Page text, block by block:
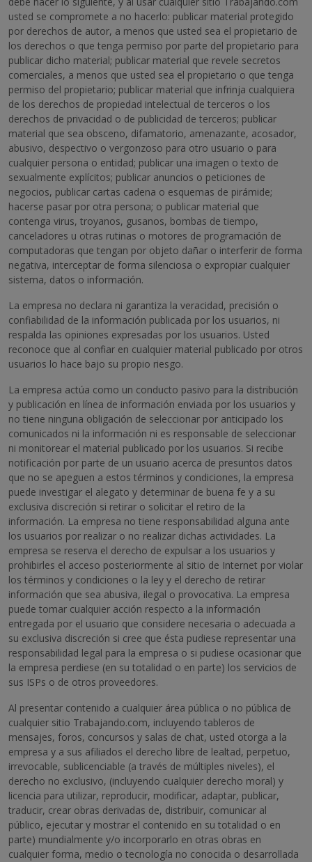
usted se compromete a no hacerlo: publicar material protegido
por derechos de autor, a menos que usted sea el propietario de
los derechos o que tenga permiso por parte del propietario para
publicar dicho material; publicar material que revele secretos
comerciales, a menos que usted sea el propietario o que tenga
permiso del propietario; publicar material que infrinja cualquiera
de los derechos de propiedad intelectual de terceros o los
derechos de privacidad o de publicidad de terceros; publicar
material que sea obsceno, difamatorio, amenazante, acosador,
abusivo, despectivo o vergonzoso para otro usuario o para
cualquier persona o entidad; publicar una imagen o texto de
sexualmente explícitos; publicar anuncios o peticiones de
negocios, publicar cartas cadena o esquemas de pirámide;
hacerse pasar por otra persona; o publicar material que
contenga virus, troyanos, gusanos, bombas de tiempo,
canceladores u otras rutinas o motores de programación de
computadoras que tengan por objeto dañar o interferir de forma
negativa, interceptar de forma silenciosa o expropiar cualquier
sistema, datos o información.
La empresa no declara ni garantiza la veracidad, precisión o
confiabilidad de la información publicada por los usuarios, ni
respalda las opiniones expresadas por los usuarios. Usted
reconoce que al confiar en cualquier material publicado por otros
usuarios lo hace bajo su propio riesgo.
La empresa actúa como un conducto pasivo para la distribución
y publicación en línea de información enviada por los usuarios y
no tiene ninguna obligación de seleccionar por anticipado los
comunicados ni la información ni es responsable de seleccionar
ni monitorear el material publicado por los usuarios. Si recibe
notificación por parte de un usuario acerca de presuntos datos
que no se apeguen a estos términos y condiciones, la empresa
puede investigar el alegato y determinar de buena fe y a su
exclusiva discreción si retirar o solicitar el retiro de la
información. La empresa no tiene responsabilidad alguna ante
los usuarios por realizar o no realizar dichas actividades. La
empresa se reserva el derecho de expulsar a los usuarios y
prohibirles el acceso posteriormente al sitio de Internet por violar
los términos y condiciones o la ley y el derecho de retirar
información que sea abusiva, ilegal o provocativa. La empresa
puede tomar cualquier acción respecto a la información
entregada por el usuario que considere necesaria o adecuada a
su exclusiva discreción si cree que ésta pudiese representar una
responsabilidad legal para la empresa o si pudiese ocasionar que
la empresa perdiese (en su totalidad o en parte) los servicios de
sus ISPs o de otros proveedores.
Al presentar contenido a cualquier área pública o no pública de
cualquier sitio Trabajando.com, incluyendo tableros de
mensajes, foros, concursos y salas de chat, usted otorga a la
empresa y a sus afiliados el derecho libre de lealtad, perpetuo,
irrevocable, sublicenciable (a través de múltiples niveles), el
derecho no exclusivo, (incluyendo cualquier derecho moral) y
licencia para utilizar, reproducir, modificar, adaptar, publicar,
traducir, crear obras derivadas de, distribuir, comunicar al
público, ejecutar y mostrar el contenido en su totalidad o en
parte) mundialmente y/o incorporarlo en otras obras en
cualquier forma, medio o tecnología no conocida o desarrollada